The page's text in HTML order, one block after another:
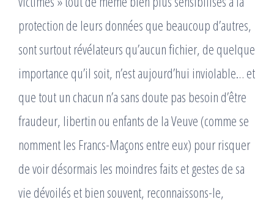
protection de leurs données que beaucoup d’autres,
sont surtout révélateurs qu’aucun fichier, de quelque
importance qu’il soit, n’est aujourd’hui inviolable… et
que tout un chacun n’a sans doute pas besoin d’être
fraudeur, libertin ou enfants de la Veuve (comme se
nomment les Francs-Maçons entre eux) pour risquer
de voir désormais les moindres faits et gestes de sa
vie dévoilés et bien souvent, reconnaissons-le,